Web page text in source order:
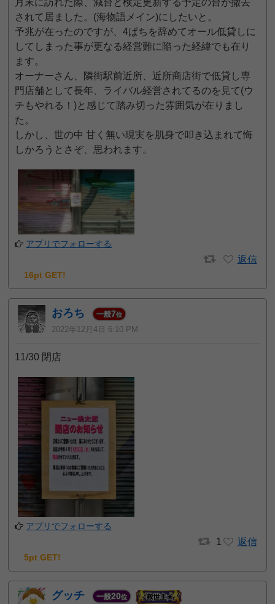
されて居ました。(海物語メイン)にしたいと。
予兆が在ったのですが、4ぱちを辞めてオール低貸しに
してしまった事が更なる経営難に陥った経緯でも在り
ます。
オーナーさん、隣街駅前近所、近所商店街で低貸し専
門店舗として長年、ライバル経営されてるのを見て(ウ
チもやれる！)と感じて踏み切った雰囲気が在りまし
た。
しかし、世の中 甘く無い現実を肌身で叩き込まれて悔
しかろうとさぞ、思われます。
アプリでフォローする
返信
16pt GET!
おろち 一般7位
2022年12月4日 6:10 PM
11/30 閉店
アプリでフォローする
1 返信
5pt GET!
グッチ 一般20位